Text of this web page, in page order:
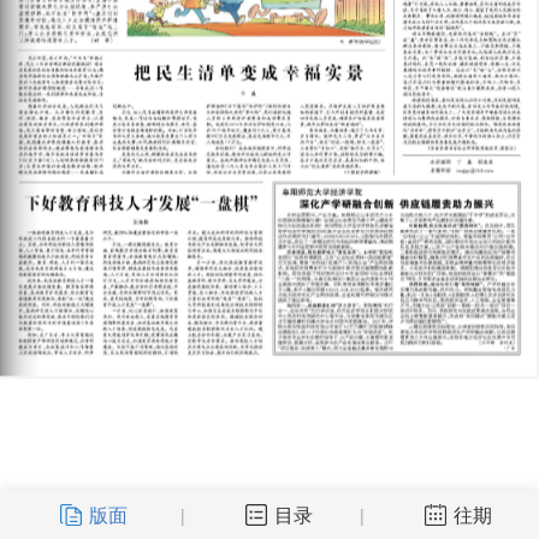
版面 | 目录 | 往期